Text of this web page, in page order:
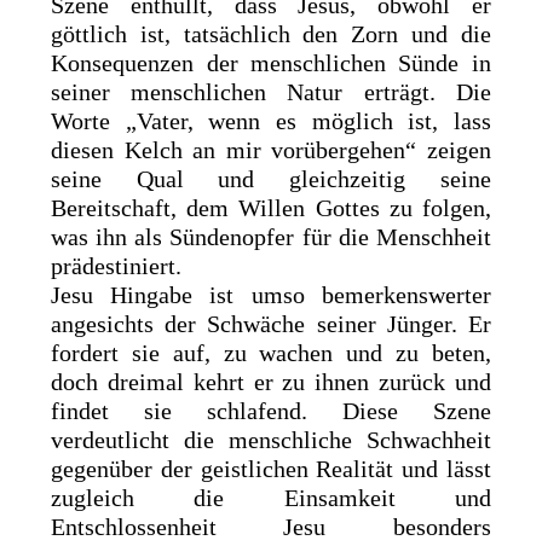
göttlich ist, tatsächlich den Zorn und die
Konsequenzen der menschlichen Sünde in
seiner menschlichen Natur erträgt. Die
Worte „Vater, wenn es möglich ist, lass
diesen Kelch an mir vorübergehen“ zeigen
seine Qual und gleichzeitig seine
Bereitschaft, dem Willen Gottes zu folgen,
was ihn als Sündenopfer für die Menschheit
prädestiniert.
Jesu Hingabe ist umso bemerkenswerter
angesichts der Schwäche seiner Jünger. Er
fordert sie auf, zu wachen und zu beten,
doch dreimal kehrt er zu ihnen zurück und
findet sie schlafend. Diese Szene
verdeutlicht die menschliche Schwachheit
gegenüber der geistlichen Realität und lässt
zugleich die Einsamkeit und
Entschlossenheit Jesu besonders